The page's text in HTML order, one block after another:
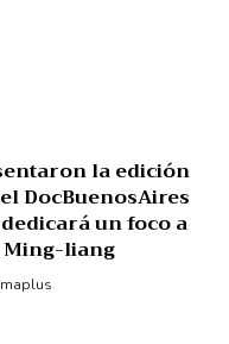
la edición
DocBuenosAires
un foco a
Ming-liang